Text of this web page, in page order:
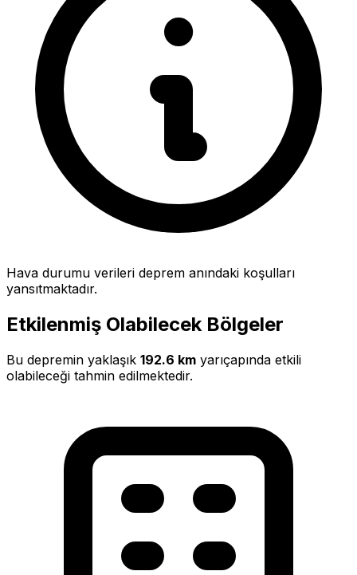
Hava durumu verileri deprem anındaki koşulları
yansıtmaktadır.
Etkilenmiş Olabilecek Bölgeler
Bu depremin yaklaşık 192.6 km yarıçapında etkili
olabileceği tahmin edilmektedir.